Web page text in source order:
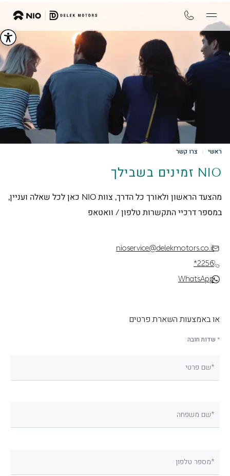
ראשי צרו קשר
NIO זמינים בשבילך
מהצעד הראשון ולאורך כל הדרך, צוות NIO כאן לכל שאלה ועניין,
במספר דרכיי התקשרות טלפון / וואטאפ
WhatsApp
*2256
nioservice@delekmotors.co.il
או באמצעות השארת פרטים
* שדות חובה
שם פרטי*
שם משפחה*
מספר טלפון*